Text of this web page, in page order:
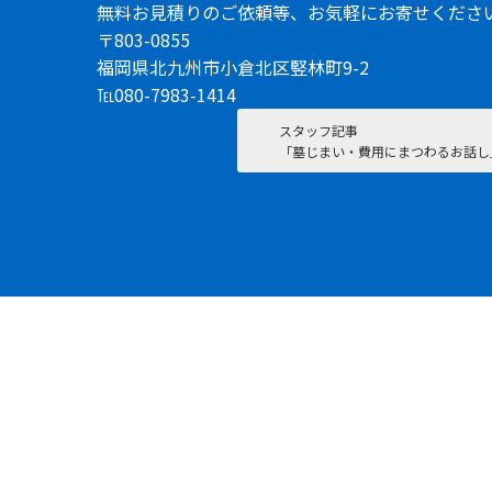
無料お見積りのご依頼等、お気軽にお寄せくださ
〒803-0855
福岡県北九州市小倉北区竪林町9-2
℡080-7983-1414
スタッフ記事
「墓じまい・費用にまつわるお話し